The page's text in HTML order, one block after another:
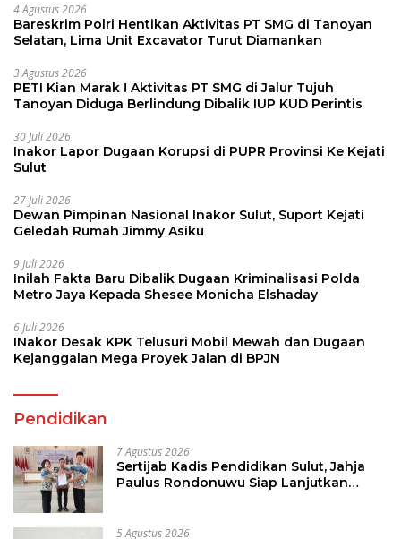
4 Agustus 2026
Bareskrim Polri Hentikan Aktivitas PT SMG di Tanoyan
Selatan, Lima Unit Excavator Turut Diamankan
3 Agustus 2026
PETI Kian Marak ! Aktivitas PT SMG di Jalur Tujuh
Tanoyan Diduga Berlindung Dibalik IUP KUD Perintis
30 Juli 2026
Inakor Lapor Dugaan Korupsi di PUPR Provinsi Ke Kejati
Sulut
27 Juli 2026
Dewan Pimpinan Nasional Inakor Sulut, Suport Kejati
Geledah Rumah Jimmy Asiku
9 Juli 2026
Inilah Fakta Baru Dibalik Dugaan Kriminalisasi Polda
Metro Jaya Kepada Shesee Monicha Elshaday
6 Juli 2026
INakor Desak KPK Telusuri Mobil Mewah dan Dugaan
Kejanggalan Mega Proyek Jalan di BPJN
Pendidikan
7 Agustus 2026
Sertijab Kadis Pendidikan Sulut, Jahja
Paulus Rondonuwu Siap Lanjutkan
5 Agustus 2026